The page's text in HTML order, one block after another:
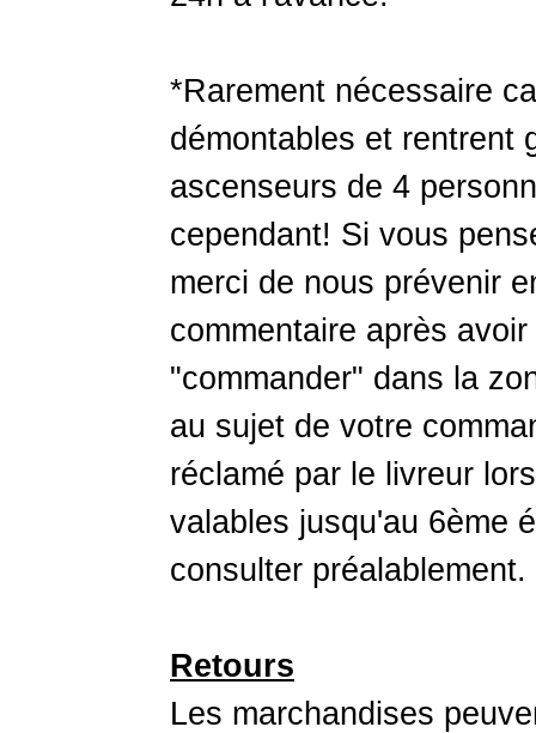
*Rarement nécessaire
démontables et rentrent
ascenseurs de 4
cependant! Si vous
merci de nous prévenir
commentaire après
"commander" dans la
au sujet de votre
réclamé par le livreur
valables jusqu'au 6ème
consulter préalablement.
Retours
Les marchandises